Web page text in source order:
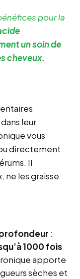
pour la
un soin de
cheveux.
leur
vous
directement
Il
ne les graisse
:
1000 fois
apporte
sèches et